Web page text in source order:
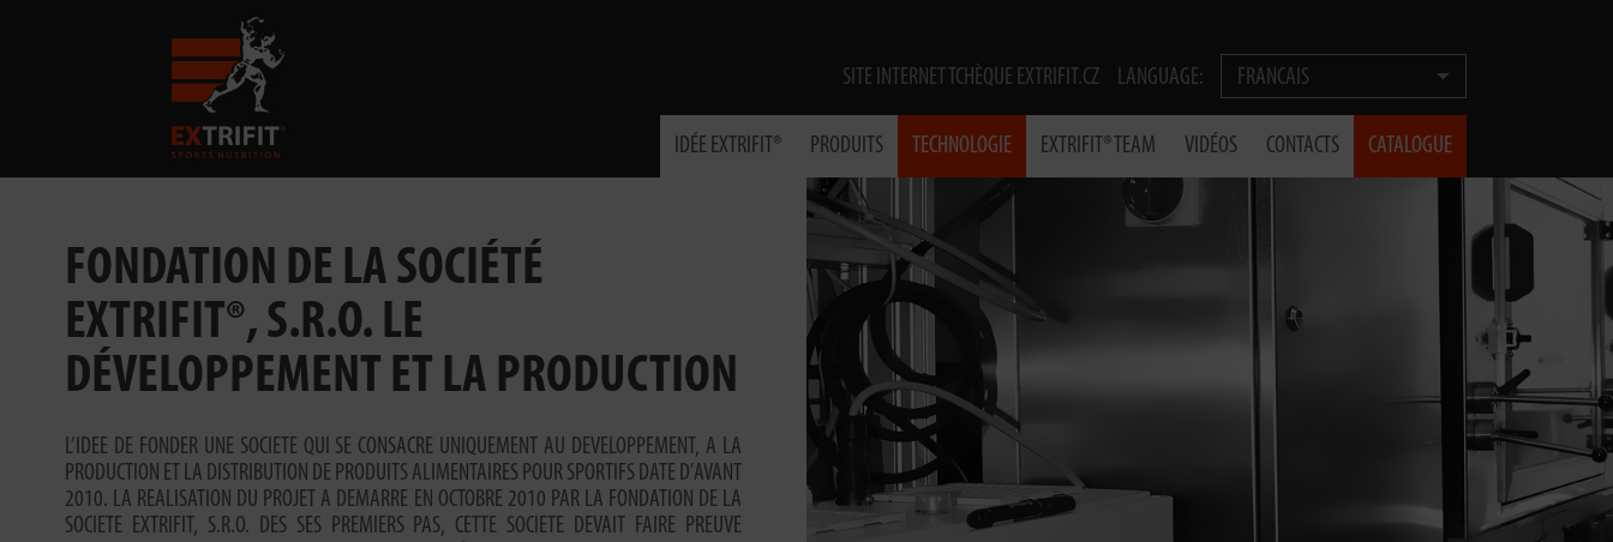
SITE INTERNET TCHÈQUE EXTRIFIT.CZ LANGUAGE: FRANCAIS
IDÉE EXTRIFIT® PRODUITS TECHNOLOGIE EXTRIFIT® TEAM VIDÉOS CONTACTS CATALOGUE
FONDATION DE LA SOCIÉTÉ
EXTRIFIT®, S.R.O. LE
DÉVELOPPEMENT ET LA PRODUCTION
L’IDEE DE FONDER UNE SOCIETE QUI SE CONSACRE UNIQUEMENT AU DEVELOPPEMENT, A LA
PRODUCTION ET LA DISTRIBUTION DE PRODUITS ALIMENTAIRES POUR SPORTIFS DATE D’AVANT
2010. LA REALISATION DU PROJET A DEMARRE EN OCTOBRE 2010 PAR LA FONDATION DE LA
SOCIETE EXTRIFIT, S.R.O. DES SES PREMIERS PAS, CETTE SOCIETE DEVAIT FAIRE PREUVE